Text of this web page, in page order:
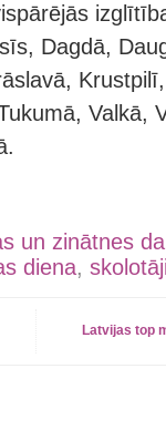
Dagdā,
Valkā,
un zinātnes
diena,
Latvijas top